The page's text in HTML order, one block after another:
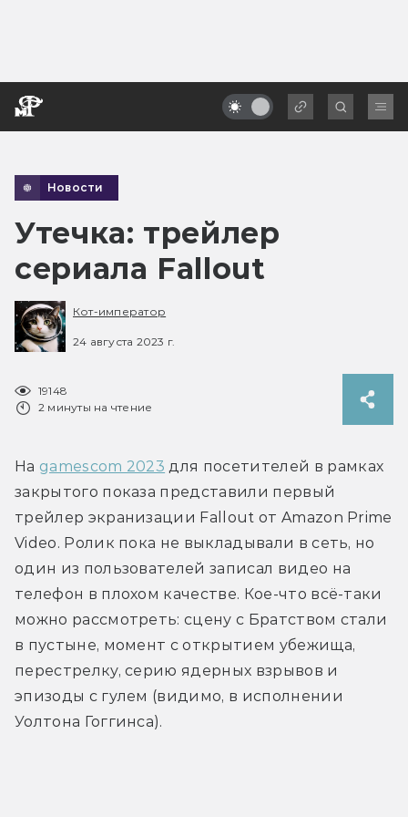
Новости
Утечка: трейлер
сериала Fallout
Кот-император
24 августа 2023 г.
19148
2 минуты на чтение
На gamescom 2023 для посетителей в рамках
закрытого показа представили первый
трейлер экранизации Fallout от Amazon Prime
Video. Ролик пока не выкладывали в сеть, но
один из пользователей записал видео на
телефон в плохом качестве. Кое-что всё-таки
можно рассмотреть: сцену с Братством стали
в пустыне, момент с открытием убежища,
перестрелку, серию ядерных взрывов и
эпизоды с гулем (видимо, в исполнении
Уолтона Гоггинса).